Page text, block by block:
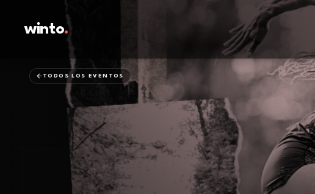
winto.
TODOS LOS EVENTOS